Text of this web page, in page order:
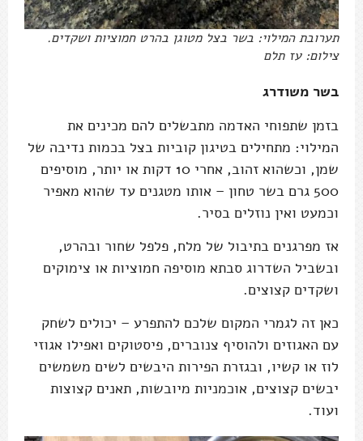
תערובת המילוי: בשר בצל מטוגן בהרט חמוציות ושקדים.
צילום: עז תלם
בשר משודרג
בזמן שתפוחי האדמה מתבשלים להם מכינים את
המילוי: מתחילים בטיגון קוביות בצל בכמות נדיבה של
שמן, וכשהוא זהוב, אחרי 10 דקות או יותר, מוסיפים
500 גרם בשר טחון – אותו מטגנים עד שהוא מאפיר
וכמעט ואין נוזלים בסיר.
אז מפרגנים בתיבול של מלח, פלפל שחור ובהרט,
ובשביל השדרוג סבתא מוסיפה חמוציות או צימוקים
ושקדים קצוצים.
כאן זה לגמרי המקום שלכם להתפרע – יכולים לשחק
עם האגוזים ולהוסיף צנוברים, פיסטוקים ואפילו אגוזי
לוז או קשיו, ובגזרת הפירות היבשים לשים משמשים
יבשים קצוצים, אוכמניות מיובשות, תאנים קצוצות
ועוד.